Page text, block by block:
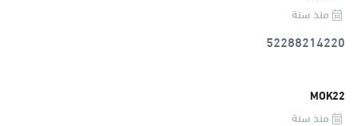
منذ سنة
52288214220
MOK22
منذ سنة